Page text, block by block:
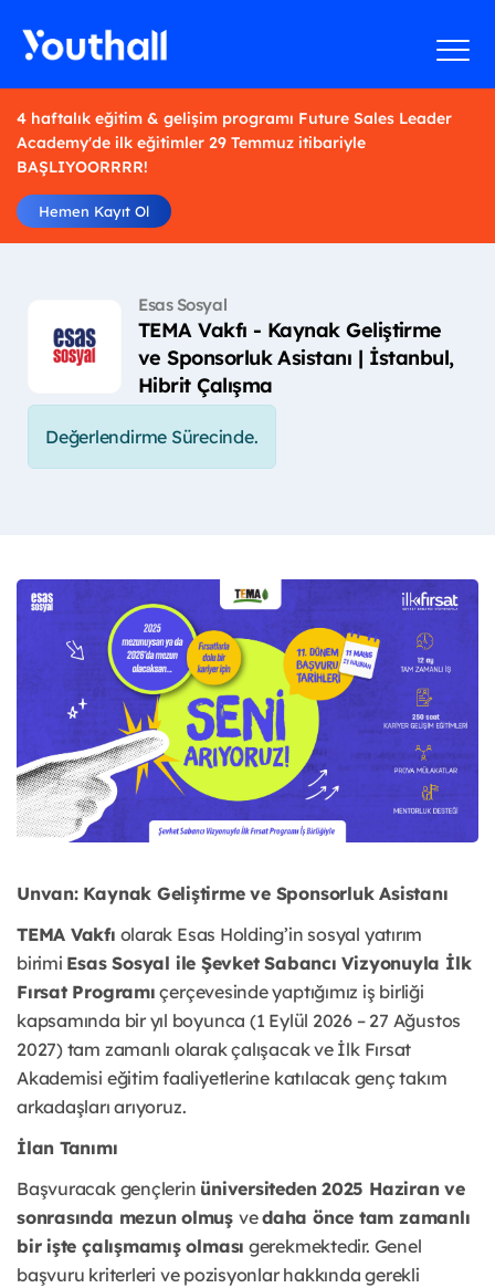
4 haftalık eğitim & gelişim programı Future Sales Leader
Academy'de ilk eğitimler 29 Temmuz itibariyle
BAŞLIYOORRRR!
Hemen Kayıt Ol
Esas Sosyal
TEMA Vakfı - Kaynak Geliştirme
ve Sponsorluk Asistanı | İstanbul,
Hibrit Çalışma
Değerlendirme Sürecinde.
Unvan: Kaynak Geliştirme ve Sponsorluk Asistanı
TEMA Vakfı olarak Esas Holding’in sosyal yatırım
birimi Esas Sosyal ile Şevket Sabancı Vizyonuyla İlk
Fırsat Programı çerçevesinde yaptığımız iş birliği
kapsamında bir yıl boyunca (1 Eylül 2026 – 27 Ağustos
2027) tam zamanlı olarak çalışacak ve İlk Fırsat
Akademisi eğitim faaliyetlerine katılacak genç takım
arkadaşları arıyoruz.
İlan Tanımı
Başvuracak gençlerin üniversiteden 2025 Haziran ve
sonrasında mezun olmuş ve daha önce tam zamanlı
bir işte çalışmamış olması gerekmektedir. Genel
başvuru kriterleri ve pozisyonlar hakkında gerekli